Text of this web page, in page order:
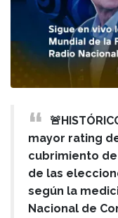
mayor rating
cubrimiento
de las
según la
Nacional de